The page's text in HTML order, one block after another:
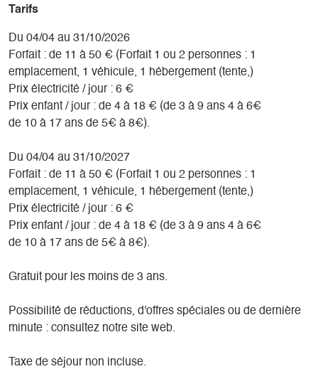
Tarifs
Du 04/04 au 31/10/2026
Forfait : de 11 à 50 € (Forfait 1 ou 2 personnes : 1
emplacement, 1 véhicule, 1 hébergement (tente,)
Prix électricité / jour : 6 €
Prix enfant / jour : de 4 à 18 € (de 3 à 9 ans 4 à 6€
de 10 à 17 ans de 5€ à 8€).
Du 04/04 au 31/10/2027
Forfait : de 11 à 50 € (Forfait 1 ou 2 personnes : 1
emplacement, 1 véhicule, 1 hébergement (tente,)
Prix électricité / jour : 6 €
Prix enfant / jour : de 4 à 18 € (de 3 à 9 ans 4 à 6€
de 10 à 17 ans de 5€ à 8€).
Gratuit pour les moins de 3 ans.
Possibilité de réductions, d'offres spéciales ou de dernière
minute : consultez notre site web.
Taxe de séjour non incluse.